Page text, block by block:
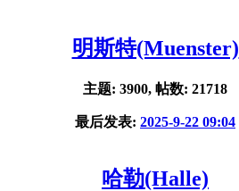
明斯特(Muenster)
主题: 3900, 帖数: 21718
最后发表: 2025-9-22 09:04
哈勒(Halle)